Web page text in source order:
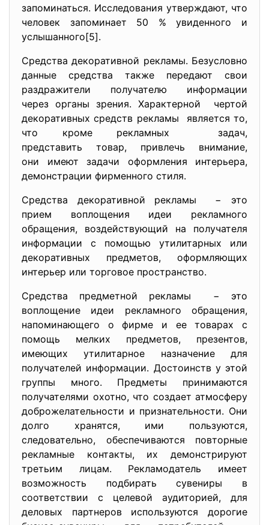
запоминаться. Исследования утверждают, что
человек запоминает 50 % увиденного и
услышанного[5].
Средства декоративной рекламы. Безусловно
данные средства также передают свои
раздражители получателю информации
через органы зрения. Характерной чертой
декоративных средств рекламы является то,
что кроме рекламных задач,
представить товар, привлечь внимание,
они имеют задачи оформления интерьера,
демонстрации фирменного стиля.
Средства декоративной рекламы − это
прием воплощения идеи рекламного
обращения, воздействующий на получателя
информации с помощью утилитарных или
декоративных предметов, оформляющих
интерьер или торговое пространство.
Средства предметной рекламы − это
воплощение идеи рекламного обращения,
напоминающего о фирме и ее товарах с
помощь мелких предметов, презентов,
имеющих утилитарное назначение для
получателей информации. Достоинств у этой
группы много. Предметы принимаются
получателями охотно, что создает атмосферу
доброжелательности и признательности. Они
долго хранятся, ими пользуются,
следовательно, обеспечиваются повторные
рекламные контакты, их демонстрируют
третьим лицам. Рекламодатель имеет
возможность подбирать сувениры в
соответствии с целевой аудиторией, для
деловых партнеров используются дорогие